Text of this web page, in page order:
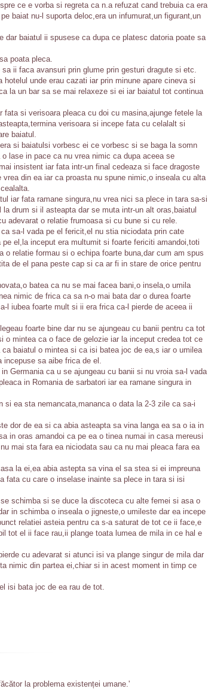
ce e vorba si regreta ca n.a refuzat cand trebuia ca era
baiat nu-l suporta deloc,era un infumurat,un figurant,un
baiatul ii spusese ca dupa ce platesc datoria poate sa
poata pleca.
ii faca avansuri prin glume prin gesturi dragute si etc.
unde erau cazati iar prin minune apare cineva si
la un bar sa se mai relaxeze si ei iar baiatul tot continua
si verisoara pleaca cu doi cu masina,ajunge fetele la
verisoara si incepe fata cu celalalt si
baiatul.
si baiatulsi vorbesc ei ce vorbesc si se baga la somn
lase in pace ca nu vrea nimic ca dupa aceea se
insistent iar fata intr-un final cedeaza si face dragoste
din ea iar ca proasta nu spune nimic,o inseala cu alta
iar fata ramane singura,nu vrea nici sa plece in tara sa-si
drum si il asteapta dar se muta intr-un alt oras,baiatul
adevarat o relatie frumoasa si cu bune si cu rele.
sa-l vada pe el fericit,el nu stia niciodata prin cate
el,la inceput era multumit si foarte fericiti amandoi,toti
relatie formau si o echipa foarte buna,dar cum am spus
de el pana peste cap si ca ar fi in stare de orice pentru
batea ca nu se mai facea bani,o insela,o umila
nimic de frica ca sa n-o mai bata dar o durea foarte
l iubea foarte mult si ii era frica ca-l pierde de aceea ii
foarte bine dar nu se ajungeau cu banii pentru ca tot
o mintea ca o face de gelozie iar la inceput credea tot ce
baiatul o mintea si ca isi batea joc de ea,s iar o umilea
sa aibe frica de el.
Germania ca u se ajungeau cu banii si nu vroia sa-l vada
in Romania de sarbatori iar ea ramane singura in
ea sta nemancata,mananca o data la 2-3 zile ca sa-i
dor de ea si ca abia asteapta sa vina langa ea sa o ia in
in oras amandoi ca pe ea o tinea numai in casa mereusi
mai sta fara ea niciodata sau ca nu mai pleaca fara ea
la ei,ea abia astepta sa vina el sa stea si ei impreuna
fata cu care o inselase inainte sa plece in tara si isi
schimba si se duce la discoteca cu alte femei si asa o
in schimba o inseala o jigneste,o umileste dar ea incepe
relatiei asteia pentru ca s-a saturat de tot ce ii face,e
tot el ii face rau,ii plange toata lumea de mila in ce hal e
cu adevarat si atunci isi va plange singur de mila dar
nimic din partea ei,chiar si in acest moment in timp ce
isi bata joc de ea rau de tot.
la problema existenței umane.'